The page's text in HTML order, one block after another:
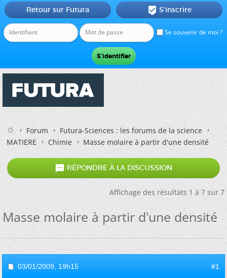
Se souvenir de moi ?
Retour sur Futura  S'inscrire
Forum
Futura-Sciences : les forums de la science
MATIERE
Chimie Masse molaire à partir d'une densité
 RÉPONDRE À LA DISCUSSION
Affichage des résultats 1 à 7 sur 7
Masse molaire à partir d'une densité
03/01/2009, 19h15 #1